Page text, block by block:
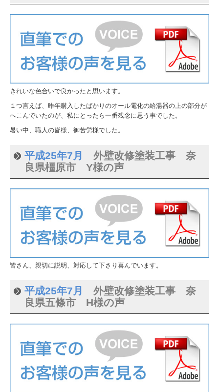
きれいな色合いで良かったと思います。
１つ言えば、昨年購入したばかりのオール電化の給湯器の上の部分が
へこんでいたのが、私にとったら一番残念に思う事でした。
暑い中、職人の皆様、御苦労様でした。
平成25年7月 外壁改修塗装工事 奈
良県橿原市 Y様の声
皆さん、親切に説明、対応して下さり喜んでいます。
平成25年7月 外壁改修塗装工事 奈
良県五條市 H様の声